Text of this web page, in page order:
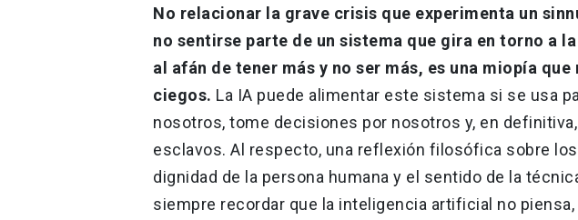
No relacionar la grave crisis que experimenta un
no sentirse parte de un sistema que gira en torno a
al afán de tener más y no ser más, es una miopía que
ciegos. La IA puede alimentar este sistema si se usa
nosotros, tome decisiones por nosotros y, en
esclavos. Al respecto, una reflexión filosófica sobre
dignidad de la persona humana y el sentido de la
siempre recordar que la inteligencia artificial no piensa,